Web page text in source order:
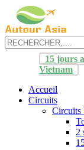
15 jours
Vietnam
Accueil
Circuits
Circuits
2